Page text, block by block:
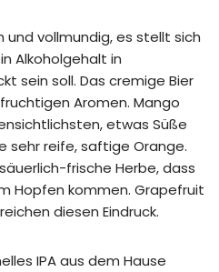
und vollmundig, es stellt sich
Alkoholgehalt in
sein soll. Das cremige Bier
Aromen. Mango
etwas Süße
sehr reife, saftige Orange.
frische Herbe, dass
Hopfen kommen. Grapefruit
diesen Eindruck.
IPA aus dem Hause